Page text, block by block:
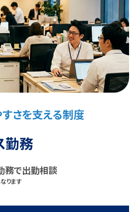
さを支える制度
勤務
務で出勤相談
ります